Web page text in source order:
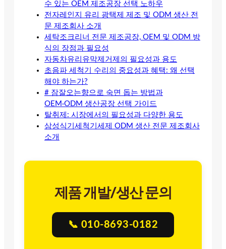
수 있는 OEM 제조공장 선택 노하우
전자레인지 유리 광택제 제조 및 ODM 생산 전
문 제조회사 소개
세탁조크리너 전문 제조공장, OEM 및 ODM 방
식의 장점과 필요성
자동차유리유막제거제의 필요성과 용도
초음파 세척기 수리의 중요성과 혜택: 왜 선택
해야 하는가?
# 잠잘오는향으로 숙면 돕는 방법과
OEM·ODM 생산공장 선택 가이드
탈취제: 시장에서의 필요성과 다양한 용도
삼성식기세척기세제 ODM 생산 전문 제조회사
소개
제품 개발/생산 문의
📞 010-8693-0182